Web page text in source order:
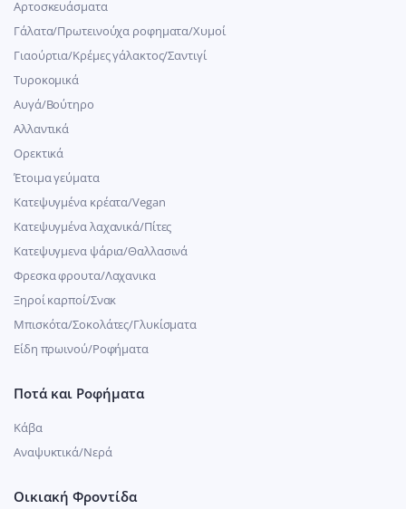
Αρτοσκευάσματα
Γάλατα/Πρωτεινούχα ροφηματα/Χυμοί
Γιαούρτια/Κρέμες γάλακτος/Σαντιγί
Τυροκομικά
Αυγά/Βούτηρο
Αλλαντικά
Ορεκτικά
Έτοιμα γεύματα
Κατεψυγμένα κρέατα/Vegan
Kατεψυγμένα λαχανικά/Πίτες
Κατεψυγμενα ψάρια/Θαλλασινά
Φρεσκα φρουτα/Λαχανικα
Ξηροί καρποί/Σνακ
Μπισκότα/Σοκολάτες/Γλυκίσματα
Είδη πρωινού/Ροφήματα
Ποτά και Ροφήματα
Κάβα
Αναψυκτικά/Νερά
Οικιακή Φροντίδα